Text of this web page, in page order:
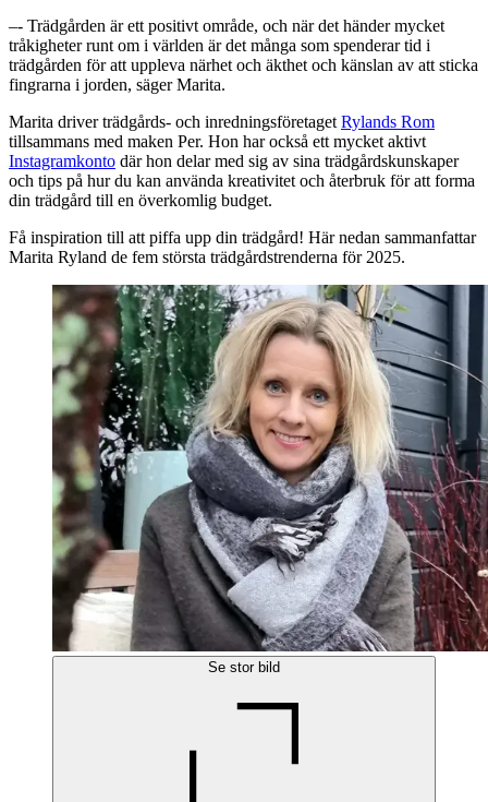
–- Trädgården är ett positivt område, och när det händer mycket
tråkigheter runt om i världen är det många som spenderar tid i
trädgården för att uppleva närhet och äkthet och känslan av att sticka
fingrarna i jorden, säger Marita.
Marita driver trädgårds- och inredningsföretaget Rylands Rom
tillsammans med maken Per. Hon har också ett mycket aktivt
Instagramkonto där hon delar med sig av sina trädgårdskunskaper
och tips på hur du kan använda kreativitet och återbruk för att forma
din trädgård till en överkomlig budget.
Få inspiration till att piffa upp din trädgård! Här nedan sammanfattar
Marita Ryland de fem största trädgårdstrenderna för 2025.
Se stor bild